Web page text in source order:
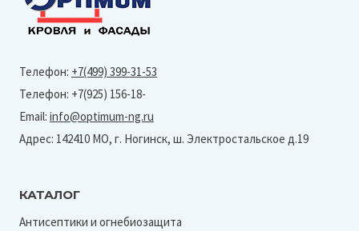
Ral
8017)
Телефон: +7(499) 399-31-53
Телефон: +7(925) 156-18-
Email: info@optimum-ng.ru
Адрес: 142410 МО, г. Ногинск, ш. Электростальское д.19
КАТАЛОГ
Антисептики и огнебиозащита